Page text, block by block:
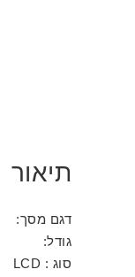
תיאור
דגם מסך:
גודל:
סוג : LCD